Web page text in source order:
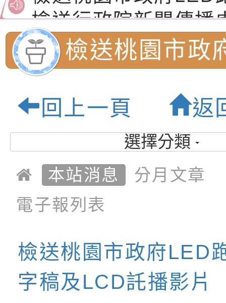
道安宣導影像素材
字稿及LCD託播影片
檢送行政院新聞傳播
月份公共服務政策溝
訊
檢送本市馬祖新村眷
區《植地有聲》主題
有關本市辦理115年
專注力研習營 「正
緒學習與生命教育(
梯次)」
檢送桃園市政府LED
字稿及LCD託播影片
函轉「2026台東博
海報電子檔及活動介
檢送桃園市政府家庭
「小桃家7月課程資
「HELLO新鮮人」
養練習題」、「青少
書會」、「親密關係
坊」、「祖孫樂淘桃
徵件活動」海報
有關本局115年「暑
年─青春專案」LED
字稿
為配合政府政策宣導
者權益暨落實保護青
環境
檢送桃園市政府LED
字稿及LCD託播影片
有關桃園市政府家庭
服務資源資訊
檢送桃園市政府LED
字稿及LCD託播影（
函轉有關身心障礙者
檢送桃園市政
跑馬燈文字稿
託播影片:桃
國民小學-優
地
回上一頁 返
選擇分類
本站消息
分月文章
電子報列表
檢送桃園市政府LED
字稿及LCD託播影片